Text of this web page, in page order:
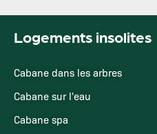
Logements insolites
Cabane dans les arbres
Cabane sur l'eau
Cabane spa